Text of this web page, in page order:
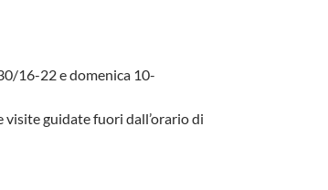
16-22 e domenica 10-
visite guidate fuori dall’orario di